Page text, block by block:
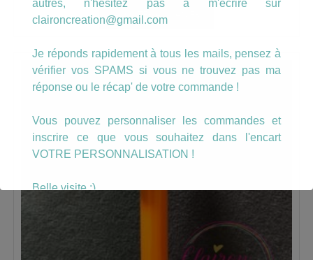
AJOUTER AU PANIER
autres, n'hésitez pas à m'écrire sur
claironcreation@gmail.com
Je réponds rapidement à tous les mails, pensez à
vérifier vos SPAMS si vous ne trouvez pas ma
réponse ou le récap' de votre commande !
Vous pouvez personnaliser les commandes et
inscrire ce que vous souhaitez dans l'encart
VOTRE PERSONNALISATION !
Belle visite :)